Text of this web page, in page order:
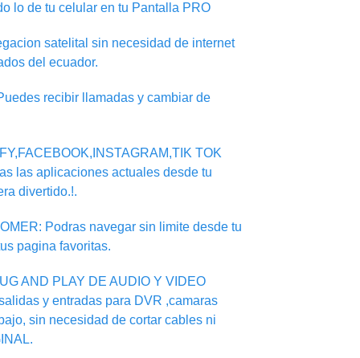
lo de tu celular en tu Pantalla PRO
satelital sin necesidad de internet
del ecuador.
recibir llamadas y cambiar de
TOK
las aplicaciones actuales desde tu
divertido.!.
Podras navegar sin limite desde tu
pagina favoritas.
AND PLAY DE AUDIO Y VIDEO
y entradas para DVR ,camaras
sin necesidad de cortar cables ni